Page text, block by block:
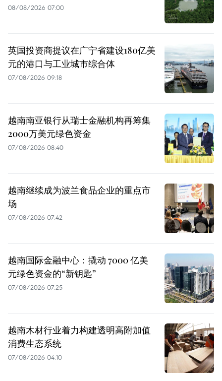
08/08/2026 07:00
英国投资商提议在广宁省建设180亿美
元的港口与工业城市综合体
07/08/2026 09:18
越南南亚银行从瑞士金融机构再筹集
2000万美元绿色资金
07/08/2026 08:40
越南继续成为波兰食品企业的重点市
场
07/08/2026 07:42
越南国际金融中心：撬动 7000 亿美
元绿色资金的“新钥匙”
07/08/2026 07:25
越南木材行业着力构建透明高附加值
消费生态系统
07/08/2026 04:10